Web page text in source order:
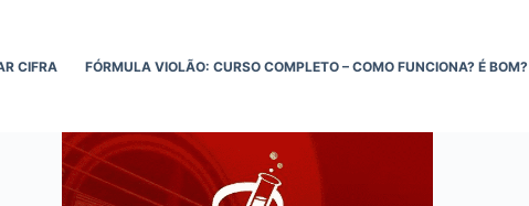
CIFRA FÓRMULA VIOLÃO: CURSO COMPLETO – COMO FUNCIONA? É BOM?